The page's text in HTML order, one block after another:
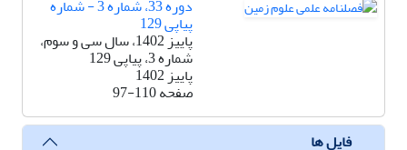
دوره 33، شماره 3 - شماره
پیاپی 129
پاییز 1402، سال سی و سوم،
شماره 3، پیاپی 129
پاییز 1402
صفحه97-110
فایل ها